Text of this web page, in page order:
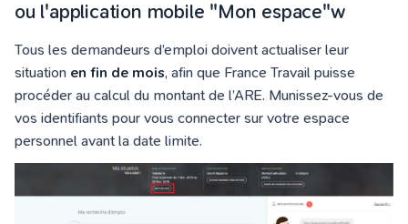
ou l'application mobile "Mon espace"w
Tous les demandeurs d’emploi doivent actualiser leur
situation en fin de mois, afin que France Travail puisse
procéder au calcul du montant de l’ARE. Munissez-vous de
vos identifiants pour vous connecter sur votre espace
personnel avant la date limite.